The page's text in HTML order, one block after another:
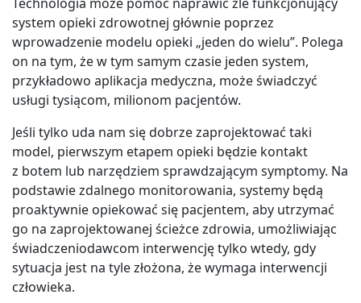
system opieki zdrowotnej głównie poprzez
wprowadzenie modelu opieki „jeden do wielu”. Polega
on na tym, że w tym samym czasie jeden system,
przykładowo aplikacja medyczna, może świadczyć
usługi tysiącom, milionom pacjentów.
Jeśli tylko uda nam się dobrze zaprojektować taki
model, pierwszym etapem opieki będzie kontakt
z botem lub narzędziem sprawdzającym symptomy. Na
podstawie zdalnego monitorowania, systemy będą
proaktywnie opiekować się pacjentem, aby utrzymać
go na zaprojektowanej ścieżce zdrowia, umożliwiając
świadczeniodawcom interwencję tylko wtedy, gdy
sytuacja jest na tyle złożona, że wymaga interwencji
człowieka.